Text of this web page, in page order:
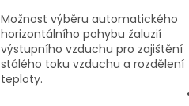
Možnost výběru automatického
horizontálního pohybu žaluzií
výstupního vzduchu pro zajištění
stálého toku vzduchu a rozdělení
teploty.